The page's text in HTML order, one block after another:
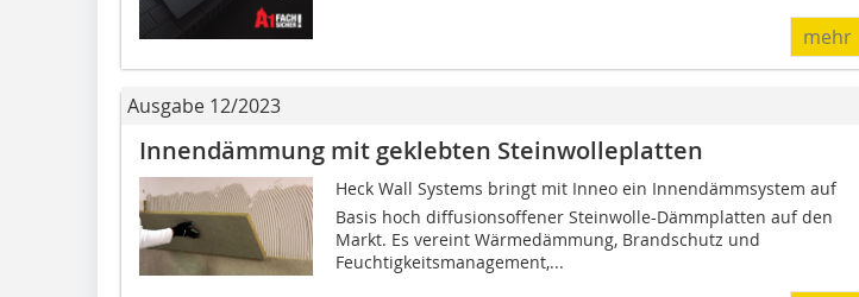
mehr
Ausgabe 12/2023
Innendämmung mit geklebten Steinwolleplatten
Heck Wall Systems bringt mit Inneo ein Innendämmsystem auf
Basis hoch diffusionsoffener Steinwolle-Dämmplatten auf den
Markt. Es vereint Wärmedämmung, Brandschutz und
Feuchtigkeitsmanagement,...